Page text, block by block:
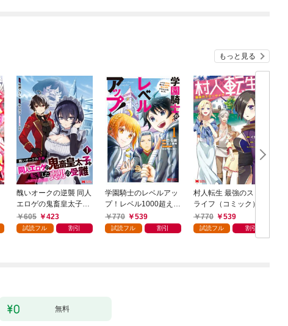
もっと見る
醜いオークの逆襲 同人
エロゲの鬼畜皇太子に
転生した喪男の受難
（コミック） 1
605 423
試読フル 割引
学園騎士のレベルアッ
プ！レベル1000超えの
転生者、落ちこぼれク
ラスに入学。そして、
770 539
試読フル 割引
村人転生 最強のスロー
ライフ（コミック） 1
770
539
試読フル 割引
無料